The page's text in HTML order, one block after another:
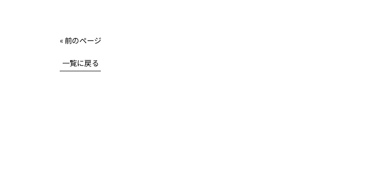
« 前のページ
一覧に戻る